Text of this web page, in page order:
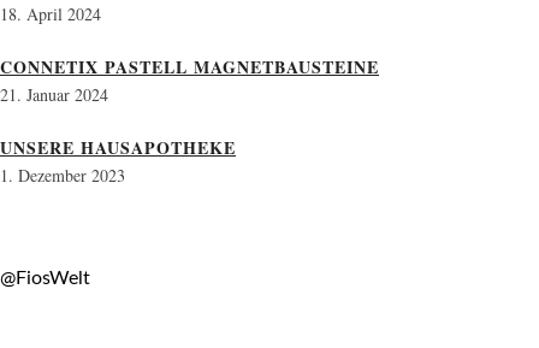
18. April 2024
CONNETIX PASTELL MAGNETBAUSTEINE
21. Januar 2024
UNSERE HAUSAPOTHEKE
1. Dezember 2023
@FiosWelt